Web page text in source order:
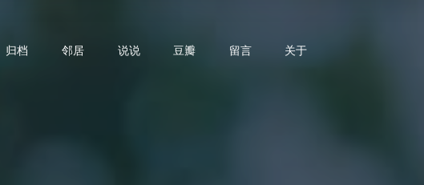
归档 邻居 说说 豆瓣 留言 关于